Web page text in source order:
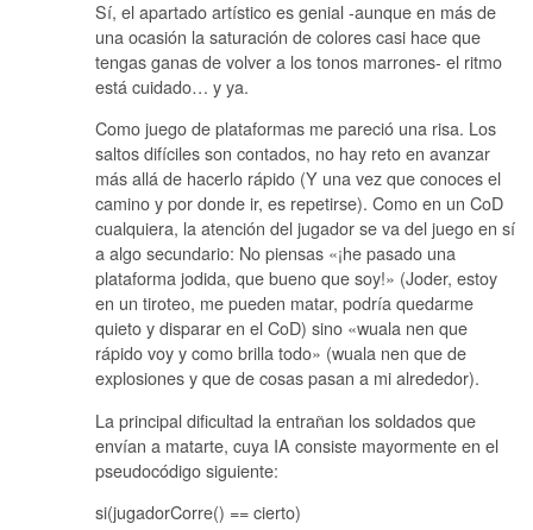
Sí, el apartado artístico es genial -aunque en más de
una ocasión la saturación de colores casi hace que
tengas ganas de volver a los tonos marrones- el ritmo
está cuidado… y ya.
Como juego de plataformas me pareció una risa. Los
saltos difíciles son contados, no hay reto en avanzar
más allá de hacerlo rápido (Y una vez que conoces el
camino y por donde ir, es repetirse). Como en un CoD
cualquiera, la atención del jugador se va del juego en sí
a algo secundario: No piensas «¡he pasado una
plataforma jodida, que bueno que soy!» (Joder, estoy
en un tiroteo, me pueden matar, podría quedarme
quieto y disparar en el CoD) sino «wuala nen que
rápido voy y como brilla todo» (wuala nen que de
explosiones y que de cosas pasan a mi alrededor).
La principal dificultad la entrañan los soldados que
envían a matarte, cuya IA consiste mayormente en el
pseudocódigo siguiente:
si(jugadorCorre() == cierto)